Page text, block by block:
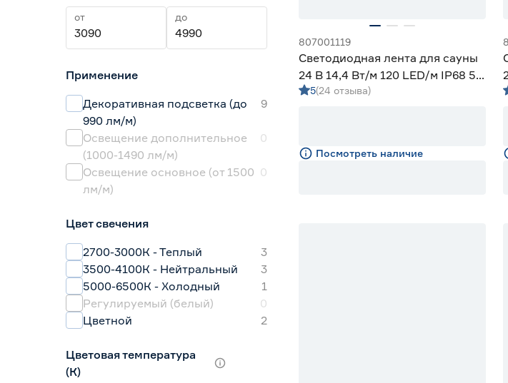
от до
Применение
Декоративная подсветка (до
990 лм/м)
9
Освещение дополнительное
(1000-1490 лм/м)
0
Освещение основное (от 1500
лм/м)
0
Цвет свечения
2700-3000К - Теплый
3
3500-4100К - Нейтральный
3
5000-6500К - Холодный
1
Регулируемый (белый)
0
Цветной
2
Цветовая температура
(К)
807001119
Светодиодная лента для сауны
24 В 14,4 Вт/м 120 LED/м IP68 5
м холодный свет Apeyron
5(24 отзыва)
Посмотреть наличие